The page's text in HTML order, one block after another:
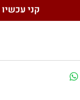
קני עכשיו